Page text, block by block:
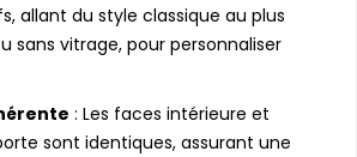
allant du style classique au plus
sans vitrage, pour personnaliser
: Les faces intérieure et
sont identiques, assurant une